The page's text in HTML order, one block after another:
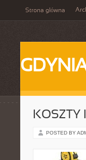
Strona główna
KOSZTY
POSTED BY